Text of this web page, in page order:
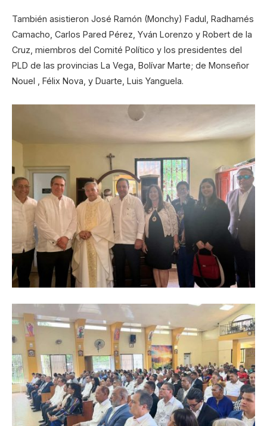
También asistieron José Ramón (Monchy) Fadul, Radhamés
Camacho, Carlos Pared Pérez, Yván Lorenzo y Robert de la
Cruz, miembros del Comité Político y los presidentes del
PLD de las provincias La Vega, Bolívar Marte; de Monseñor
Nouel , Félix Nova, y Duarte, Luis Yanguela.